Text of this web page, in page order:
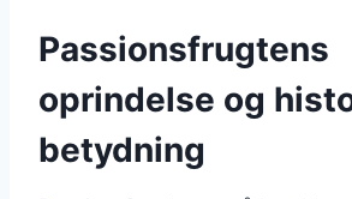
Passionsfrugtens
oprindelse og
betydning